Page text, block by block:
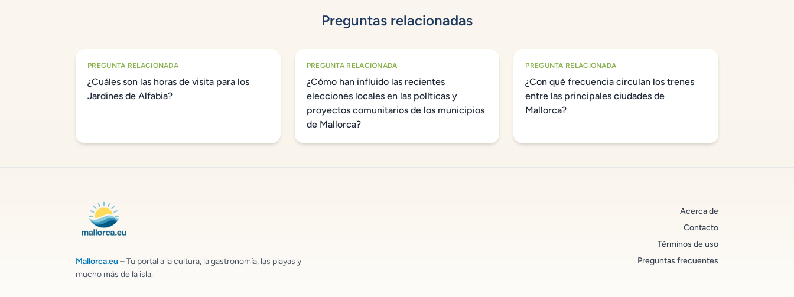
Preguntas relacionadas
PREGUNTA RELACIONADA
¿Cuáles son las horas de visita para los
Jardines de Alfabia?
PREGUNTA RELACIONADA
¿Cómo han influido las recientes
elecciones locales en las políticas y
proyectos comunitarios de los municipios
de Mallorca?
PREGUNTA RELACIONADA
¿Con qué frecuencia circulan los trenes
entre las principales ciudades de
Mallorca?
Mallorca.eu – Tu portal a la cultura, la gastronomía, las playas y
mucho más de la isla.
Acerca de
Contacto
Términos de uso
Preguntas frecuentes